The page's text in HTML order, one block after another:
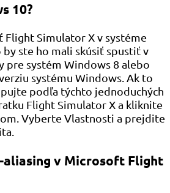
10?
Flight Simulator X v systéme
ste ho mali skúsiť spustiť v
systém Windows 8 alebo
systému Windows. Ak to
podľa týchto jednoduchých
Flight Simulator X a kliknite
Vyberte Vlastnosti a prejdite
v Microsoft Flight